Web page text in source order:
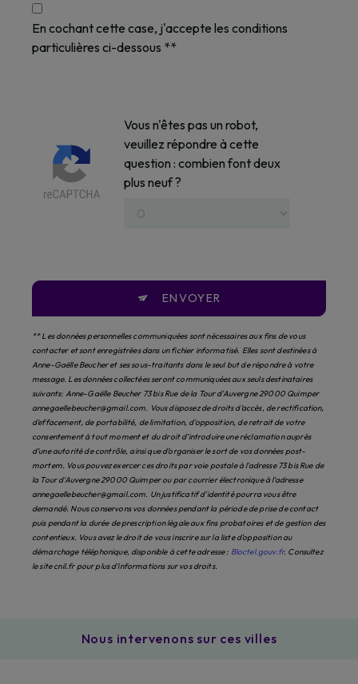
En cochant cette case, j'accepte les conditions
particulières ci-dessous **
Vous n'êtes pas un robot,
veuillez répondre à cette
question : combien font deux
plus neuf ?
ENVOYER
** Les données personnelles communiquées sont nécessaires aux fins de vous
contacter et sont enregistrées dans un fichier informatisé. Elles sont destinées à
Anne-Gaëlle Beucher et ses sous-traitants dans le seul but de répondre à votre
message. Les données collectées seront communiquées aux seuls destinataires
suivants: Anne-Gaëlle Beucher 73 bis Rue de la Tour d'Auvergne 29000 Quimper
annegaellebeucher@gmail.com. Vous disposez de droits d’accès, de rectification,
d’effacement, de portabilité, de limitation, d’opposition, de retrait de votre
consentement à tout moment et du droit d’introduire une réclamation auprès
d’une autorité de contrôle, ainsi que d’organiser le sort de vos données post-
mortem. Vous pouvez exercer ces droits par voie postale à l'adresse 73 bis Rue de
la Tour d'Auvergne 29000 Quimper ou par courrier électronique à l'adresse
annegaellebeucher@gmail.com. Un justificatif d'identité pourra vous être
demandé. Nous conservons vos données pendant la période de prise de contact
puis pendant la durée de prescription légale aux fins probatoires et de gestion des
contentieux. Vous avez le droit de vous inscrire sur la liste d'opposition au
démarchage téléphonique, disponible à cette adresse : Bloctel.gouv.fr. Consultez
le site cnil.fr pour plus d’informations sur vos droits.
Nous intervenons sur ces villes